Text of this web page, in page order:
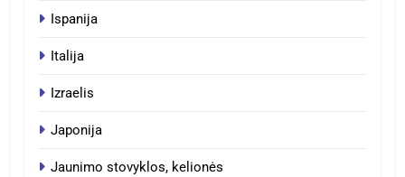
Ispanija
Italija
Izraelis
Japonija
Jaunimo stovyklos, kelionės